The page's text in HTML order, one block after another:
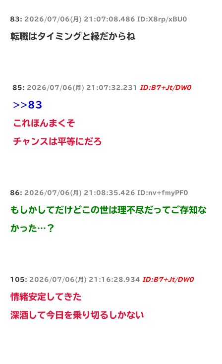
83: 2026/07/06(月) 21:07:08.486 ID:X8rp/xBU0
転職はタイミングと縁だからね
85: 2026/07/06(月) 21:07:32.231 ID:B7+Jt/DW0
>>83
これほんまくそ
チャンスは平等にだろ
86: 2026/07/06(月) 21:08:35.426 ID:nv+fmyPF0
もしかしてだけどこの世は理不尽だってご存知な
かった…？
105: 2026/07/06(月) 21:16:28.934 ID:B7+Jt/DW0
情緒安定してきた
深酒して今日を乗り切るしかない